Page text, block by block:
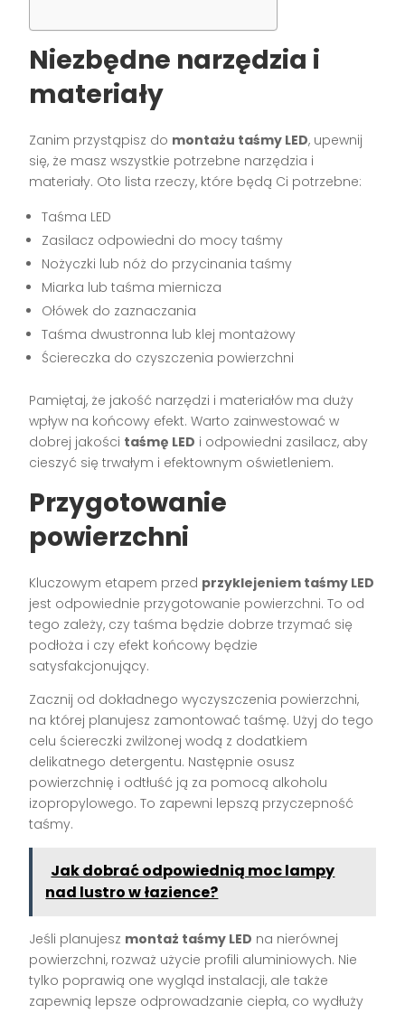
Niezbędne narzędzia i
materiały
Zanim przystąpisz do montażu taśmy LED, upewnij
się, że masz wszystkie potrzebne narzędzia i
materiały. Oto lista rzeczy, które będą Ci potrzebne:
Taśma LED
Zasilacz odpowiedni do mocy taśmy
Nożyczki lub nóż do przycinania taśmy
Miarka lub taśma miernicza
Ołówek do zaznaczania
Taśma dwustronna lub klej montażowy
Ściereczka do czyszczenia powierzchni
Pamiętaj, że jakość narzędzi i materiałów ma duży
wpływ na końcowy efekt. Warto zainwestować w
dobrej jakości taśmę LED i odpowiedni zasilacz, aby
cieszyć się trwałym i efektownym oświetleniem.
Przygotowanie
powierzchni
Kluczowym etapem przed przyklejeniem taśmy LED
jest odpowiednie przygotowanie powierzchni. To od
tego zależy, czy taśma będzie dobrze trzymać się
podłoża i czy efekt końcowy będzie
satysfakcjonujący.
Zacznij od dokładnego wyczyszczenia powierzchni,
na której planujesz zamontować taśmę. Użyj do tego
celu ściereczki zwilżonej wodą z dodatkiem
delikatnego detergentu. Następnie osusz
powierzchnię i odtłuść ją za pomocą alkoholu
izopropylowego. To zapewni lepszą przyczepność
taśmy.
Jak dobrać odpowiednią moc lampy
nad lustro w łazience?
Jeśli planujesz montaż taśmy LED na nierównej
powierzchni, rozważ użycie profili aluminiowych. Nie
tylko poprawią one wygląd instalacji, ale także
zapewnią lepsze odprowadzanie ciepła, co wydłuży